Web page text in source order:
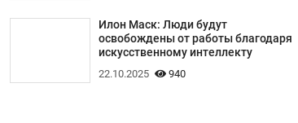
Илон Маск: Люди будут
освобождены от работы благодаря
искусственному интеллекту
22.10.2025 940